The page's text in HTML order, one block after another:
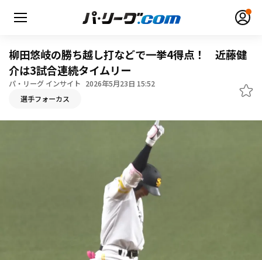
柳田悠岐の勝ち越し打などで一挙4得点！ 近藤健
介は3試合連続タイムリー
パ・リーグ インサイト 2026年5月23日 15:52
選手フォーカス